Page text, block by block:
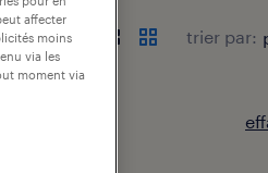
trier par:
affecter
moins
via les
moment via